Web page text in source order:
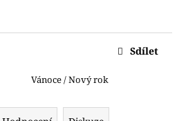
Vánoce / Nový rok
Sdílet